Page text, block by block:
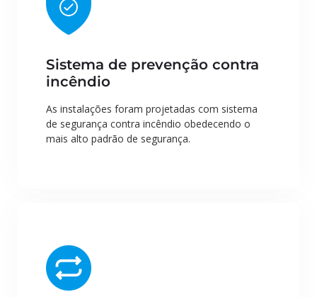
Sistema de prevenção contra
incêndio
As instalações foram projetadas com sistema
de segurança contra incêndio obedecendo o
mais alto padrão de segurança.